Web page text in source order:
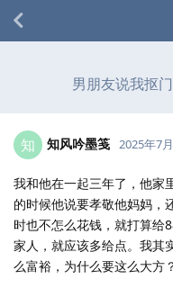
男朋友说我抠
知 知风吟墨笺 2025年7
我和他在一起三年了，他家
的时候他说要孝敬他妈妈，
时也不怎么花钱，就打算给
家人，就应该多给点。我其
么富裕，为什么要这么大方